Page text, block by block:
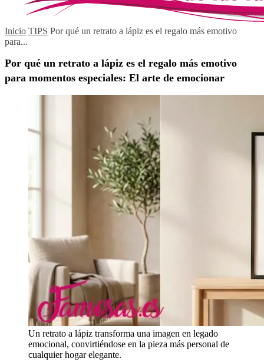
Inicio TIPS Por qué un retrato a lápiz es el regalo más emotivo
para...
Por qué un retrato a lápiz es el regalo más emotivo
para momentos especiales: El arte de emocionar
Un retrato a lápiz transforma una imagen en legado
emocional, convirtiéndose en la pieza más personal de
cualquier hogar elegante.